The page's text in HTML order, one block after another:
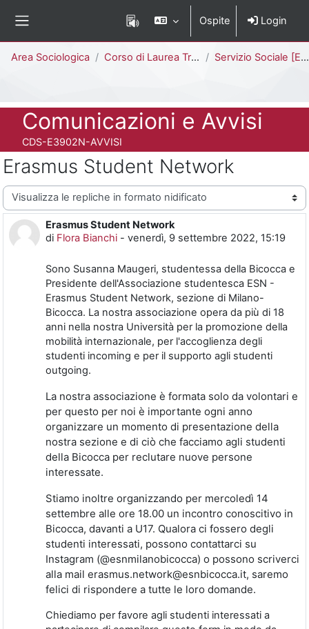
Ospite Login
Area Sociologica Corso di Laurea Triennale Servizio Sociale [E3902N - E3901N]
Titolo del corso
Comunicazioni e Avvisi
Codice identificativo del corso
CDS-E3902N-AVVISI
Erasmus Student Network
Modalità visualizzazione
Erasmus Student Network
di Flora Bianchi - venerdì, 9 settembre 2022, 15:19
Numero di risposte: 0
Sono Susanna Maugeri, studentessa della Bicocca e
Presidente dell'Associazione studentesca ESN -
Erasmus Student Network, sezione di Milano-
Bicocca. La nostra associazione opera da più di 18
anni nella nostra Università per la promozione della
mobilità internazionale, per l'accoglienza degli
studenti incoming e per il supporto agli studenti
outgoing.
La nostra associazione è formata solo da volontari e
per questo per noi è importante ogni anno
organizzare un momento di presentazione della
nostra sezione e di ciò che facciamo agli studenti
della Bicocca per reclutare nuove persone
interessate.
Stiamo inoltre organizzando per mercoledì 14
settembre alle ore 18.00 un incontro conoscitivo in
Bicocca, davanti a U17. Qualora ci fossero degli
studenti interessati, possono contattarci su
Instagram (@esnmilanobicocca) o possono scriverci
alla mail erasmus.network@esnbicocca.it, saremo
felici di rispondere a tutte le loro domande.
Chiediamo per favore agli studenti interessati a